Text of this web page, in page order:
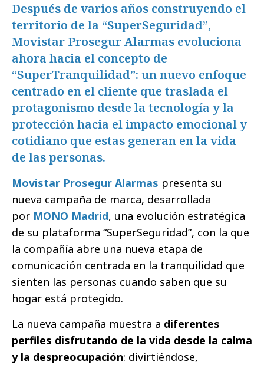
Después de varios años construyendo el
territorio de la “SuperSeguridad”,
Movistar Prosegur Alarmas evoluciona
ahora hacia el concepto de
“SuperTranquilidad”: un nuevo enfoque
centrado en el cliente que traslada el
protagonismo desde la tecnología y la
protección hacia el impacto emocional y
cotidiano que estas generan en la vida
de las personas.
Movistar Prosegur Alarmas presenta su
nueva campaña de marca, desarrollada
por MONO Madrid, una evolución estratégica
de su plataforma “SuperSeguridad”, con la que
la compañía abre una nueva etapa de
comunicación centrada en la tranquilidad que
sienten las personas cuando saben que su
hogar está protegido.
La nueva campaña muestra a diferentes
perfiles disfrutando de la vida desde la calma
y la despreocupación: divirtiéndose,